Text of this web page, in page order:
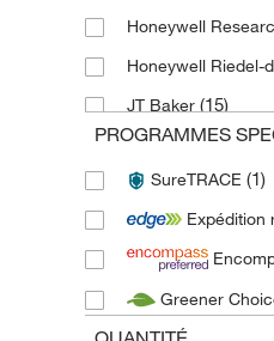
Honeywell
Honeywell Riedel-
JT Baker (15)
Macron Fine
Medchem Express
MP Biomedicals
PENTA
Thermo Scientific
PROGRAMMES
SureTRACE (1)
Expédition
Greener